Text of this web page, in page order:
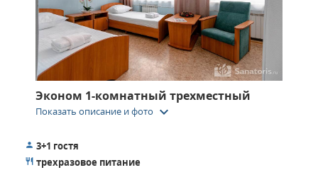
Эконом 1-комнатный трехместный
Показать описание и фото keyboard_arrow_down
3+1 гостя
трехразовое питание